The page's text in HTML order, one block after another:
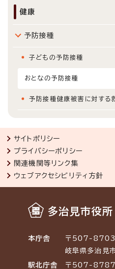
健康
予防接種
子どもの予防接種
おとなの予防接種
予防接種健康被害に対する
サイトポリシー
プライバシーポリシー
関連機関等リンク集
ウェブアクセシビリティ方針
多治見市役所
本庁舎
〒507-
岐阜県多治見
駅北庁舎
〒507-